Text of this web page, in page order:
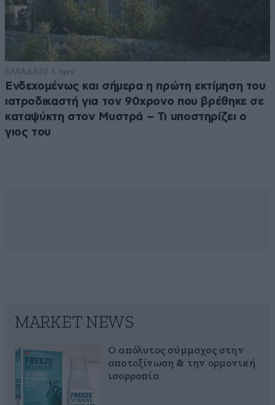
ΕΛΛΑΔΑ20 λ. πριν
Ενδεχομένως και σήμερα η πρώτη εκτίμηση του
ιατροδικαστή για τον 90χρονο που βρέθηκε σε
καταψύκτη στον Μυστρά – Τι υποστηρίζει ο
γιος του
MARKET NEWS
Ο απόλυτος σύμμαχος στην
αποτοξίνωση & την ορμονική
ισορροπία